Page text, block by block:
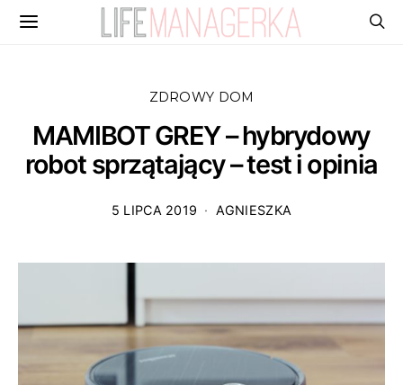
ZDROWY DOM
MAMIBOT GREY – hybrydowy
robot sprzątający – test i opinia
5 LIPCA 2019 AGNIESZKA